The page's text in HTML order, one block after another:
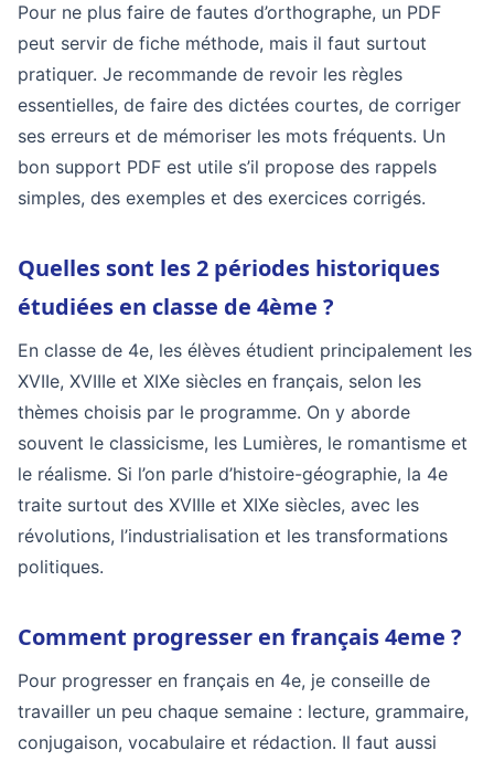
Pour ne plus faire de fautes d’orthographe, un PDF
peut servir de fiche méthode, mais il faut surtout
pratiquer. Je recommande de revoir les règles
essentielles, de faire des dictées courtes, de corriger
ses erreurs et de mémoriser les mots fréquents. Un
bon support PDF est utile s’il propose des rappels
simples, des exemples et des exercices corrigés.
Quelles sont les 2 périodes historiques
étudiées en classe de 4ème ?
En classe de 4e, les élèves étudient principalement les
XVIIe, XVIIIe et XIXe siècles en français, selon les
thèmes choisis par le programme. On y aborde
souvent le classicisme, les Lumières, le romantisme et
le réalisme. Si l’on parle d’histoire-géographie, la 4e
traite surtout des XVIIIe et XIXe siècles, avec les
révolutions, l’industrialisation et les transformations
politiques.
Comment progresser en français 4eme ?
Pour progresser en français en 4e, je conseille de
travailler un peu chaque semaine : lecture, grammaire,
conjugaison, vocabulaire et rédaction. Il faut aussi